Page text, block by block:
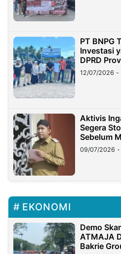
PT BNPG
Investasi
DPRD
12/07/2026 -
Aktivis
Segera
Sebelum
Longsor
09/07/2026 -
EKONOMI
Demo
ATMAJA
Bakrie